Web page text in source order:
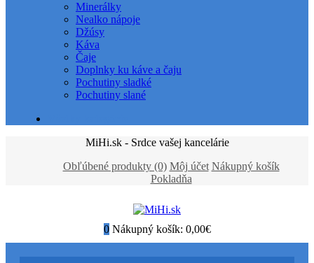
Minerálky
Nealko nápoje
Džúsy
Káva
Čaje
Doplnky ku káve a čaju
Pochutiny sladké
Pochutiny slané
MiHi.sk - Srdce vašej kancelárie
Obľúbené produkty (0) Môj účet Nákupný košík
Pokladňa
0 Nákupný košík: 0,00€